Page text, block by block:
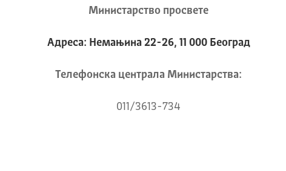
Министарство просвете
Адреса: Немањина 22-26, 11 000 Београд
Телeфонска централа Mинистарства:
011/3613-734